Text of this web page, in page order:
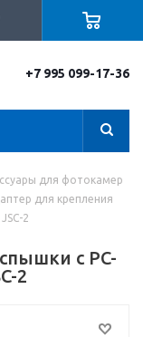
+7 995 099-17-36
для фотокамер
для крепления
2
с PC-
2